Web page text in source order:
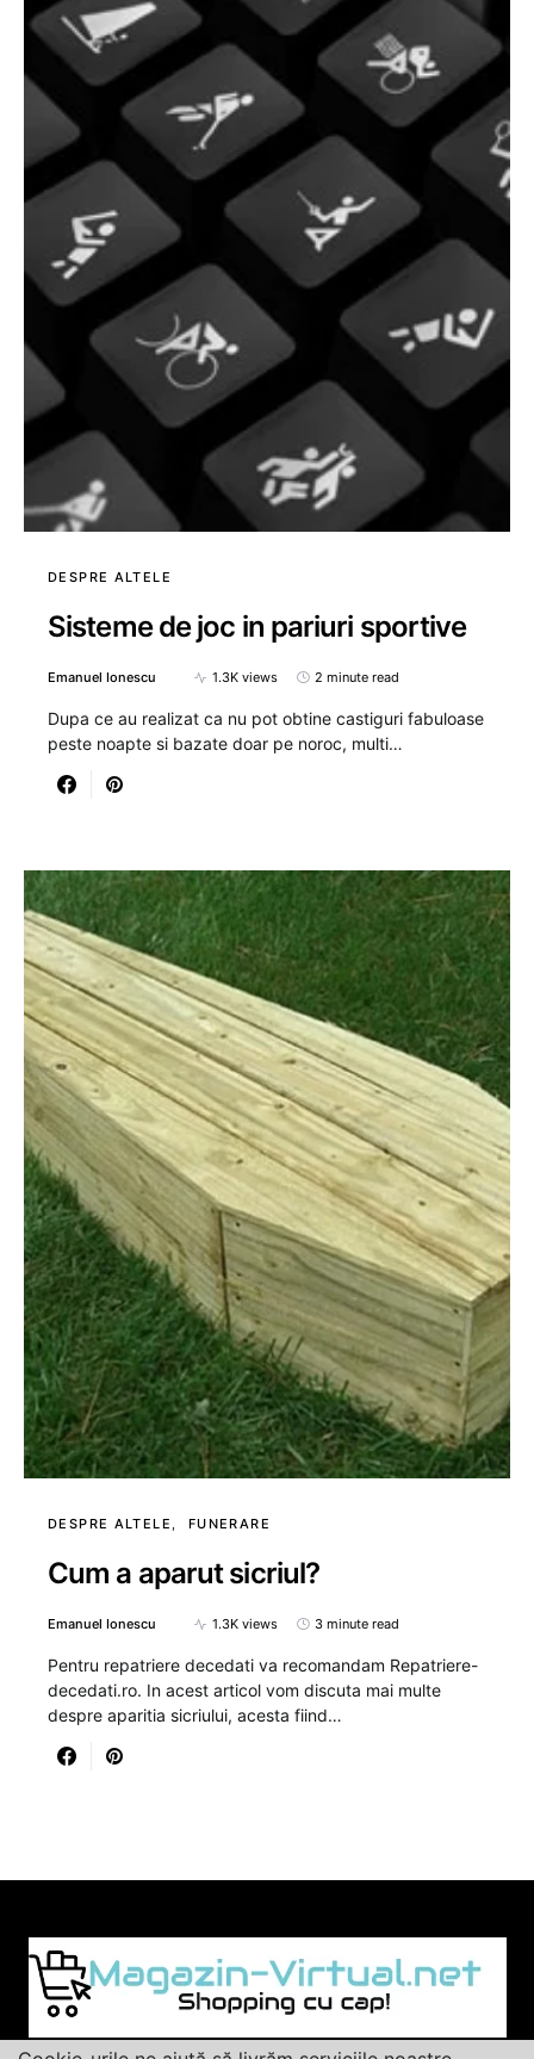
DESPRE ALTELE
Sisteme de joc in pariuri sportive
Emanuel Ionescu 1.3K views 2 minute read
Dupa ce au realizat ca nu pot obtine castiguri fabuloase
peste noapte si bazate doar pe noroc, multi…
DESPRE ALTELE FUNERARE
Cum a aparut sicriul?
Emanuel Ionescu 1.3K views 3 minute read
Pentru repatriere decedati va recomandam Repatriere-
decedati.ro. In acest articol vom discuta mai multe
despre aparitia sicriului, acesta fiind…